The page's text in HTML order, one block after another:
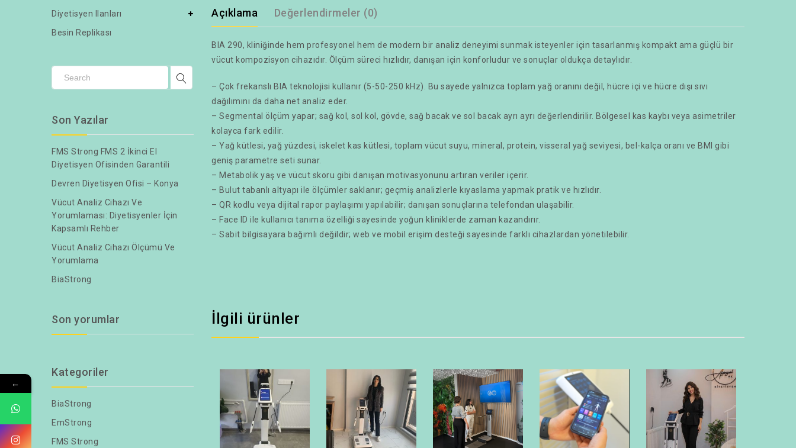
Açıklama Değerlendirmeler (0)
BIA 290, kliniğinde hem profesyonel hem de modern bir analiz deneyimi sunmak isteyenler için tasarlanmış kompakt ama güçlü bir
vücut kompozisyon cihazıdır. Ölçüm süreci hızlıdır, danışan için konforludur ve sonuçlar oldukça detaylıdır.
– Çok frekanslı BIA teknolojisi kullanır (5-50-250 kHz). Bu sayede yalnızca toplam yağ oranını değil, hücre içi ve hücre dışı sıvı
dağılımını da daha net analiz eder.
– Segmental ölçüm yapar; sağ kol, sol kol, gövde, sağ bacak ve sol bacak ayrı ayrı değerlendirilir. Bölgesel kas kaybı veya asimetriler
kolayca fark edilir.
– Yağ kütlesi, yağ yüzdesi, iskelet kas kütlesi, toplam vücut suyu, mineral, protein, visseral yağ seviyesi, bel-kalça oranı ve BMI gibi
geniş parametre seti sunar.
– Metabolik yaş ve vücut skoru gibi danışan motivasyonunu artıran veriler içerir.
– Bulut tabanlı altyapı ile ölçümler saklanır; geçmiş analizlerle kıyaslama yapmak pratik ve hızlıdır.
– QR kodlu veya dijital rapor paylaşımı yapılabilir; danışan sonuçlarına telefondan ulaşabilir.
– Face ID ile kullanıcı tanıma özelliği sayesinde yoğun kliniklerde zaman kazandırır.
– Sabit bilgisayara bağımlı değildir; web ve mobil erişim desteği sayesinde farklı cihazlardan yönetilebilir.
İlgili ürünler
Diyetisyen Ilanları
Besin Replikası
Son Yazılar
FMS Strong FMS 2 İkinci El
Diyetisyen Ofisinden Garantili
Devren Diyetisyen Ofisi – Konya
Vücut Analiz Cihazı Ve
Yorumlaması: Diyetisyenler İçin
Kapsamlı Rehber
Vücut Analiz Cihazı Ölçümü Ve
Yorumlama
BiaStrong
Son yorumlar
Kategoriler
BiaStrong
EmStrong
FMS Strong
←